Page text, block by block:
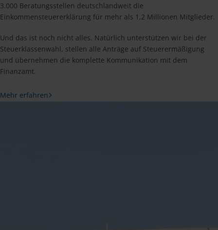
3.000 Beratungsstellen deutschlandweit die
Einkommensteuererklärung für mehr als 1,2 Millionen Mitglieder.
Und das ist noch nicht alles. Natürlich unterstützen wir bei der
Steuerklassenwahl, stellen alle Anträge auf Steuerermäßigung
und übernehmen die komplette Kommunikation mit dem
Finanzamt.
Mehr erfahren